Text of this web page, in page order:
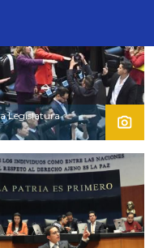
Legislatura